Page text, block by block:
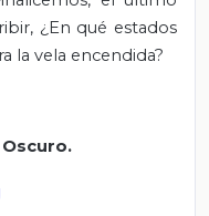
¿En qué estados
la vela encendida?
Oscuro.